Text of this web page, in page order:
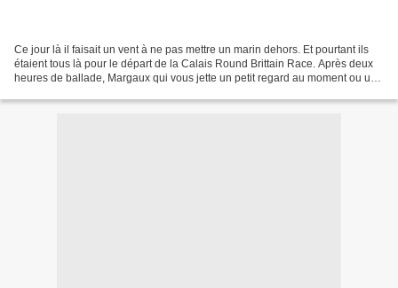
Ce jour là il faisait un vent à ne pas mettre un marin dehors. Et pourtant ils
étaient tous là pour le départ de la Calais Round Brittain Race. Après deux
heures de ballade, Margaux qui vous jette un petit regard au moment ou une